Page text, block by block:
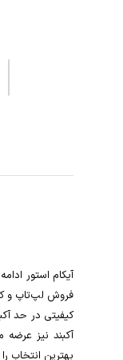
فروش لپ‌تاپ و
آکبند نیز عرضه
بهترین انتخاب